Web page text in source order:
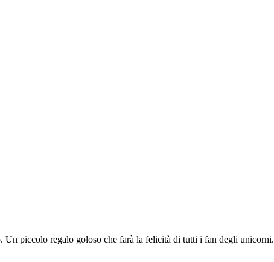
piccolo regalo goloso che farà la felicità di tutti i fan degli unicorni.